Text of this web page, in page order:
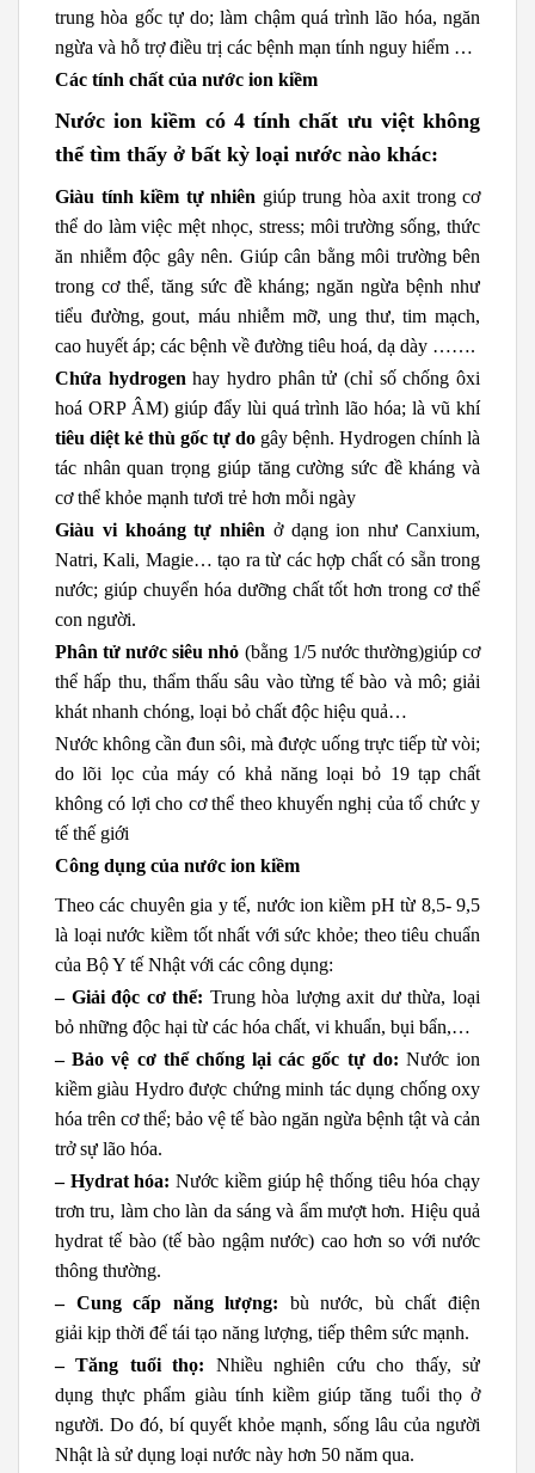
trung hòa gốc tự do; làm chậm quá trình lão hóa, ngăn
ngừa và hỗ trợ điều trị các bệnh mạn tính nguy hiểm …
Các tính chất của nước ion kiềm
Nước ion kiềm có 4 tính chất ưu việt không
thể tìm thấy ở bất kỳ loại nước nào khác:
Giàu tính kiềm tự nhiên giúp trung hòa axit trong cơ
thể do làm việc mệt nhọc, stress; môi trường sống, thức
ăn nhiễm độc gây nên. Giúp cân bằng môi trường bên
trong cơ thể, tăng sức đề kháng; ngăn ngừa bệnh như
tiểu đường, gout, máu nhiễm mỡ, ung thư, tim mạch,
cao huyết áp; các bệnh về đường tiêu hoá, dạ dày …….
Chứa hydrogen hay hydro phân tử (chỉ số chống ôxi
hoá ORP ÂM) giúp đẩy lùi quá trình lão hóa; là vũ khí
tiêu diệt kẻ thù gốc tự do gây bệnh. Hydrogen chính là
tác nhân quan trọng giúp tăng cường sức đề kháng và
cơ thể khỏe mạnh tươi trẻ hơn mỗi ngày
Giàu vi khoáng tự nhiên ở dạng ion như Canxium,
Natri, Kali, Magie… tạo ra từ các hợp chất có sẵn trong
nước; giúp chuyển hóa dưỡng chất tốt hơn trong cơ thể
con người.
Phân tử nước siêu nhỏ (bằng 1/5 nước thường)giúp cơ
thể hấp thu, thẩm thấu sâu vào từng tế bào và mô; giải
khát nhanh chóng, loại bỏ chất độc hiệu quả…
Nước không cần đun sôi, mà được uống trực tiếp từ vòi;
do lõi lọc của máy có khả năng loại bỏ 19 tạp chất
không có lợi cho cơ thể theo khuyến nghị của tổ chức y
tế thế giới
Công dụng của nước ion kiềm
Theo các chuyên gia y tế, nước ion kiềm pH từ 8,5- 9,5
là loại nước kiềm tốt nhất với sức khỏe; theo tiêu chuẩn
của Bộ Y tế Nhật với các công dụng:
– Giải độc cơ thể: Trung hòa lượng axit dư thừa, loại
bỏ những độc hại từ các hóa chất, vi khuẩn, bụi bẩn,…
– Bảo vệ cơ thể chống lại các gốc tự do: Nước ion
kiềm giàu Hydro được chứng minh tác dụng chống oxy
hóa trên cơ thể; bảo vệ tế bào ngăn ngừa bệnh tật và cản
trở sự lão hóa.
– Hydrat hóa:Nước kiềm giúp hệ thống tiêu hóa chạy
trơn tru, làm cho làn da sáng và ẩm mượt hơn. Hiệu quả
hydrat tế bào (tế bào ngậm nước) cao hơn so với nước
thông thường.
– Cung cấp năng lượng: bù nước, bù chất điện
giải kịp thời để tái tạo năng lượng, tiếp thêm sức mạnh.
– Tăng tuổi thọ: Nhiều nghiên cứu cho thấy, sử
dụng thực phẩm giàu tính kiềm giúp tăng tuổi thọ ở
người. Do đó, bí quyết khỏe mạnh, sống lâu của người
Nhật là sử dụng loại nước này hơn 50 năm qua.